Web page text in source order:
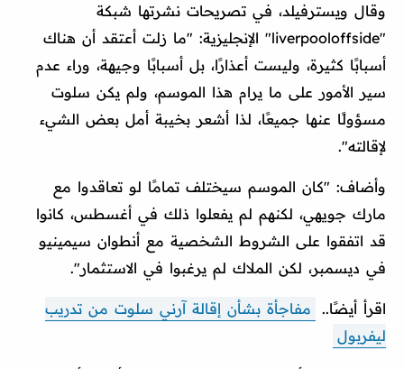
وقال ويسترفيلد، في تصريحات نشرتها شبكة
"liverpooloffside" الإنجليزية: "ما زلت أعتقد أن هناك
أسبابًا كثيرة، وليست أعذارًا، بل أسبابًا وجيهة، وراء عدم
سير الأمور على ما يرام هذا الموسم، ولم يكن سلوت
مسؤولًا عنها جميعًا، لذا أشعر بخيبة أمل بعض الشيء
لإقالته".
وأضاف: "كان الموسم سيختلف تمامًا لو تعاقدوا مع
مارك جويهي، لكنهم لم يفعلوا ذلك في أغسطس، كانوا
قد اتفقوا على الشروط الشخصية مع أنطوان سيمينيو
في ديسمبر، لكن الملاك لم يرغبوا في الاستثمار".
اقرأ أيضًا..
مفاجأة بشأن إقالة آرني سلوت من تدريب
ليفربول